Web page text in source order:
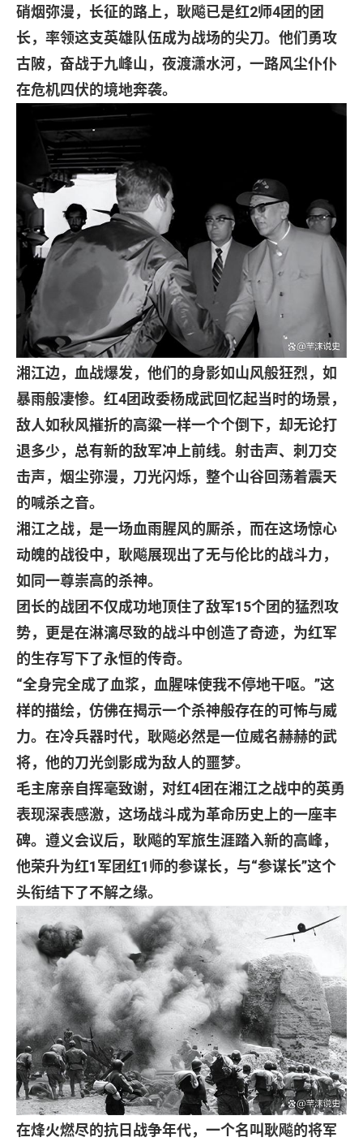
硝烟弥漫，长征的路上，耿飚已是红2师4团的团
长，率领这支英雄队伍成为战场的尖刀。他们勇攻
古陂，奋战于九峰山，夜渡潇水河，一路风尘仆仆
在危机四伏的境地奔袭。
湘江边，血战爆发，他们的身影如山风般狂烈，如
暴雨般凄惨。红4团政委杨成武回忆起当时的场景，
敌人如秋风摧折的高粱一样一个个倒下，却无论打
退多少，总有新的敌军冲上前线。射击声、刺刀交
击声，烟尘弥漫，刀光闪烁，整个山谷回荡着震天
的喊杀之音。
湘江之战，是一场血雨腥风的厮杀，而在这场惊心
动魄的战役中，耿飚展现出了无与伦比的战斗力，
如同一尊崇高的杀神。
团长的战团不仅成功地顶住了敌军15个团的猛烈攻
势，更是在淋漓尽致的战斗中创造了奇迹，为红军
的生存写下了永恒的传奇。
“全身完全成了血浆，血腥味使我不停地干呕。 ”这
样的描绘，仿佛在揭示一个杀神般存在的可怖与威
力。在冷兵器时代，耿飚必然是一位威名赫赫的武
将，他的刀光剑影成为敌人的噩梦。
毛主席亲自挥毫致谢，对红4团在湘江之战中的英勇
表现深表感激，这场战斗成为革命历史上的一座丰
碑。遵义会议后，耿飚的军旅生涯踏入新的高峰，
他荣升为红1军团红1师的参谋长，与“参谋长”这个
头衔结下了不解之缘。
在烽火燃尽的抗日战争年代，一个名叫耿飚的将军